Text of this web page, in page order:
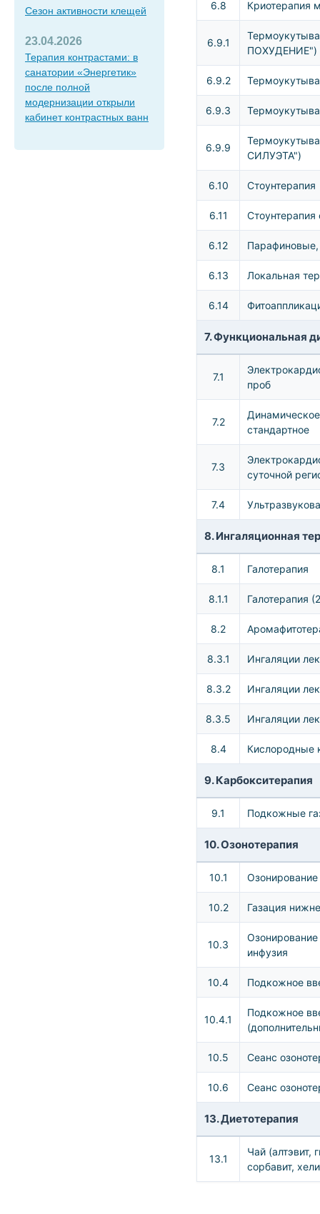
Сезон активности клещей
23.04.2026
Терапия контрастами: в
санатории «Энергетик»
после полной
модернизации открыли
кабинет контрастных ванн
6.8 Криотерапия
6.9.1
ПОХУДЕНИЕ")
6.9.2
6.9.3
6.9.9
СИЛУЭТА")
6.10 Стоунтерапия
6.11 Стоунтерапия
6.12 Парафиновые,
6.13 Локальная
6.14
7. Функциональная
7.1
проб
7.2
стандартное
7.3
суточной
7.4
8. Ингаляционная
8.1 Галотерапия
8.1.1 Галотерапия
8.2
8.3.1 Ингаляции
8.3.2 Ингаляции
8.3.5 Ингаляции
8.4 Кислородные
9. Карбокситерапия
9.1 Подкожные
10. Озонотерапия
10.1
10.2 Газация
10.3
Озонирование
инфузия
10.4 Подкожное
10.4.1
Подкожное
10.5 Сеанс
10.6 Сеанс
13. Диетотерапия
13.1
Чай (алтэвит,
сорбавит,